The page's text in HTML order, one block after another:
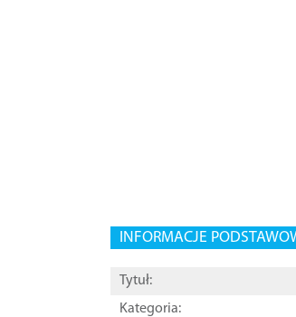
INFORMACJE
Tytuł:
Kategoria: